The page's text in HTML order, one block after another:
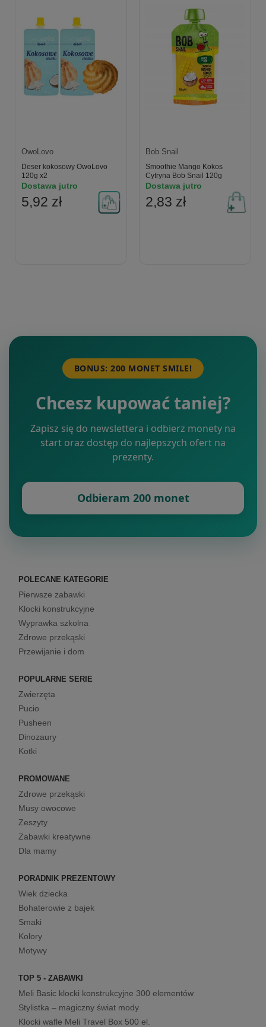
OwoLovo
Deser kokosowy OwoLovo
120g x2
Dostawa jutro
5,92 zł
Bob Snail
Smoothie Mango Kokos
Cytryna Bob Snail 120g
Dostawa jutro
2,83 zł
BONUS: 200 MONET SMILE!
Chcesz kupować taniej?
Zapisz się do newslettera i odbierz monety na
start oraz dostęp do najlepszych ofert na
prezenty.
Odbieram 200 monet
POLECANE KATEGORIE
Pierwsze zabawki
Klocki konstrukcyjne
Wyprawka szkolna
Zdrowe przekąski
Przewijanie i dom
POPULARNE SERIE
Zwierzęta
Pucio
Pusheen
Dinozaury
Kotki
PROMOWANE
Zdrowe przekąski
Musy owocowe
Zeszyty
Zabawki kreatywne
Dla mamy
PORADNIK PREZENTOWY
Wiek dziecka
Bohaterowie z bajek
Smaki
Kolory
Motywy
TOP 5 - ZABAWKI
Meli Basic klocki konstrukcyjne 300 elementów
Stylistka – magiczny świat mody
Klocki wafle Meli Travel Box 500 el.